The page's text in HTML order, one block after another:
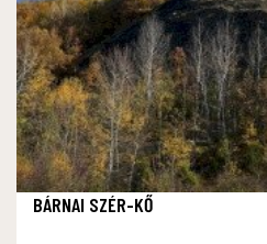
BÁRNAI SZÉR-KŐ